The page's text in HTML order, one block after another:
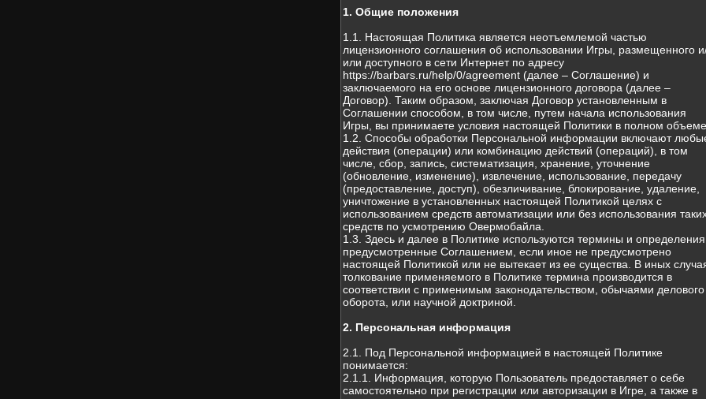
1. Общие положения
1.1. Настоящая Политика является неотъемлемой частью
лицензионного соглашения об использовании Игры, размещенного
или доступного в сети Интернет по адресу
https://barbars.ru/help/0/agreement (далее – Соглашение) и
заключаемого на его основе лицензионного договора (далее –
Договор). Таким образом, заключая Договор установленным в
Соглашении способом, в том числе, путем начала использования
Игры, вы принимаете условия настоящей Политики в полном объеме.
1.2. Способы обработки Персональной информации включают
действия (операции) или комбинацию действий (операций), в том
числе, сбор, запись, систематизация, хранение, уточнение
(обновление, изменение), извлечение, использование, передачу
(предоставление, доступ), обезличивание, блокирование, удаление,
уничтожение в установленных настоящей Политикой целях с
использованием средств автоматизации или без использования
средств по усмотрению Овермобайла.
1.3. Здесь и далее в Политике используются термины и определения,
предусмотренные Соглашением, если иное не предусмотрено
настоящей Политикой или не вытекает из ее существа. В иных
толкование применяемого в Политике термина производится в
соответствии с применимым законодательством, обычаями делового
оборота, или научной доктриной.
2. Персональная информация
2.1. Под Персональной информацией в настоящей Политике
понимается:
2.1.1. Информация, которую Пользователь предоставляет о себе
самостоятельно при регистрации или авторизации в Игре, а также в